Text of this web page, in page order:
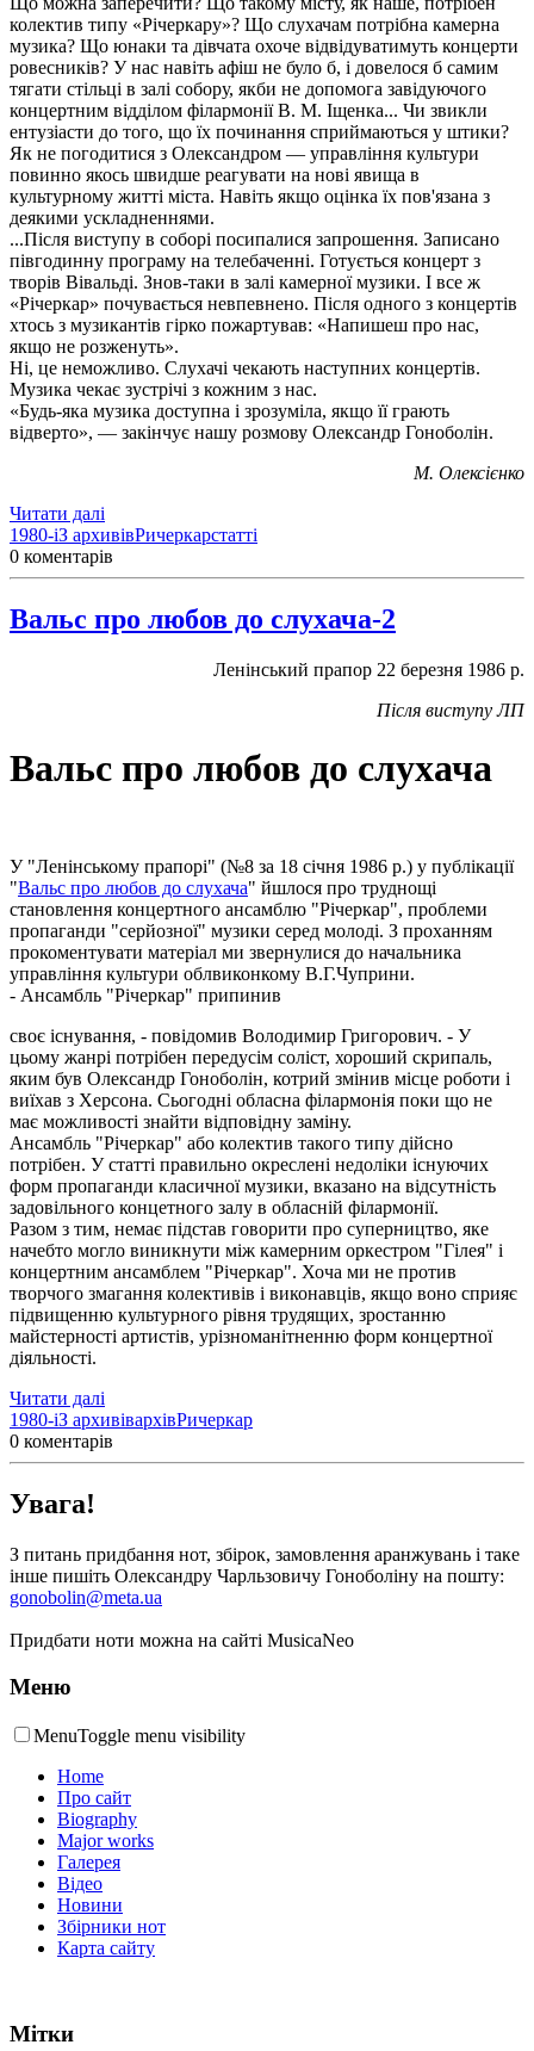
колектив типу «Річеркару»? Що слухачам потрібна камерна
музика? Що юнаки та дівчата охоче відвідуватимуть концерти
ровесників? У нас навіть афіш не було б, і довелося б самим
тягати стільці в залі собору, якби не допомога завідуючого
концертним відділом філармонії В. М. Іщенка... Чи звикли
ентузіасти до того, що їх починання сприймаються у штики?
Як не погодитися з Олександром — управління культури
повинно якось швидше реагувати на нові явища в
культурному житті міста. Навіть якщо оцінка їх пов'язана з
деякими ускладненнями.
...Після виступу в соборі посипалися запрошення. Записано
півгодинну програму на телебаченні. Готується концерт з
творів Вівальді. Знов-таки в залі камерної музики. І все ж
«Річеркар» почувається невпевнено. Після одного з концертів
хтось з музикантів гірко пожартував: «Напишеш про нас,
якщо не розженуть».
Ні, це неможливо. Слухачі чекають наступних концертів.
Музика чекає зустрічі з кожним з нас.
«Будь-яка музика доступна і зрозуміла, якщо її грають
відверто», — закінчує нашу розмову Олександр Гоноболін.
М. Олексієнко
Читати далі
1980-іЗ архивівРичеркарстатті
0 коментарів
Вальс про любов до слухача-2
Ленінський прапор 22 березня 1986 р.
Після виступу ЛП
Вальс про любов до слухача
У "Ленінському прапорі" (№8 за 18 січня 1986 р.) у публікації
"Вальс про любов до слухача" йшлося про труднощі
становлення концертного ансамблю "Річеркар", проблеми
пропаганди "серйозної" музики серед молоді. З проханням
прокоментувати матеріал ми звернулися до начальника
управління культури облвиконкому В.Г.Чуприни.
- Ансамбль "Річеркар" припинив
своє існування, - повідомив Володимир Григорович. - У
цьому жанрі потрібен передусім соліст, хороший скрипаль,
яким був Олександр Гоноболін, котрий змінив місце роботи і
виїхав з Херсона. Сьогодні обласна філармонія поки що не
має можливості знайти відповідну заміну.
Ансамбль "Річеркар" або колектив такого типу дійсно
потрібен. У статті правильно окреслені недоліки існуючих
форм пропаганди класичної музики, вказано на відсутність
задовільного концетного залу в обласній філармонії.
Разом з тим, немає підстав говорити про суперництво, яке
начебто могло виникнути між камерним оркестром "Гілея" і
концертним ансамблем "Річеркар". Хоча ми не против
творчого змагання колективів і виконавців, якщо воно сприяє
підвищенню культурного рівня трудящих, зростанню
майстерності артистів, урізноманітненню форм концертної
діяльності.
Читати далі
1980-іЗ архивівархівРичеркар
0 коментарів
Увага!
З питань придбання нот, збірок, замовлення аранжувань і таке
інше пишіть Олександру Чарльзовичу Гоноболіну на пошту:
gonobolin@meta.ua
Придбати ноти можна на сайті MusicaNeo
Меню
MenuToggle menu visibility
Home
Про сайт
Biography
Major works
Галерея
Відео
Новини
Збірники нот
Карта сайту
Мітки